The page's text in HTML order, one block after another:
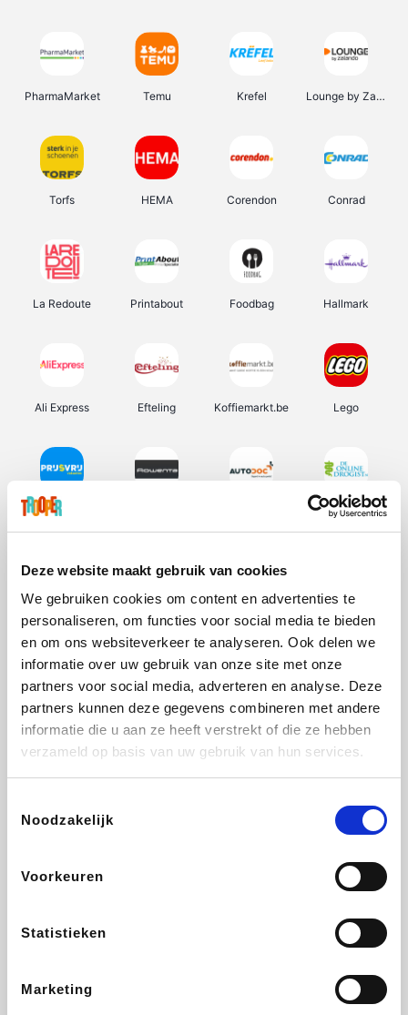
Deze website maakt gebruik van cookies
We gebruiken cookies om content en advertenties te
personaliseren, om functies voor social media te bieden
en om ons websiteverkeer te analyseren. Ook delen we
informatie over uw gebruik van onze site met onze
partners voor social media, adverteren en analyse. Deze
partners kunnen deze gegevens combineren met andere
informatie die u aan ze heeft verstrekt of die ze hebben
verzameld op basis van uw gebruik van hun services.
Noodzakelijk
Voorkeuren
Statistieken
Marketing
PharmaMarket Temu Krefel Lounge by Zalando
Torfs HEMA Corendon Conrad
La Redoute Printabout Foodbag Hallmark
Ali Express Efteling Koffiemarkt.be Lego
Prijsvrij De Online Drogist
Vidaxl Plopsa Lampenlicht.be Adidas
All Accor
DectDirect ZEB
SupraBazar